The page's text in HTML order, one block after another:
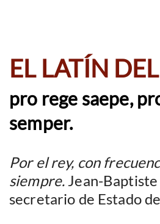
EL LATÍN
pro rege saepe,
semper.
Por el rey, con
siempre. Jean-
secretario de Estado